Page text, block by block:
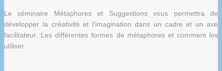
Le séminaire Métaphores et Suggestions vous permettra de
développer la créativité et l’imagination dans un cadre et un axe
facilitateur. Les différentes formes de métaphores et comment les
utiliser.